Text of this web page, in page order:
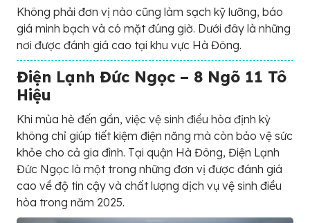
Không phải đơn vị nào cũng làm sạch kỹ lưỡng, báo
giá minh bạch và có mặt đúng giờ. Dưới đây là những
nơi được đánh giá cao tại khu vực Hà Đông.
Điện Lạnh Đức Ngọc – 8 Ngõ 11 Tô
Hiệu
Khi mùa hè đến gần, việc vệ sinh điều hòa định kỳ
không chỉ giúp tiết kiệm điện năng mà còn bảo vệ sức
khỏe cho cả gia đình. Tại quận Hà Đông, Điện Lạnh
Đức Ngọc là một trong những đơn vị được đánh giá
cao về độ tin cậy và chất lượng dịch vụ vệ sinh điều
hòa trong năm 2025.